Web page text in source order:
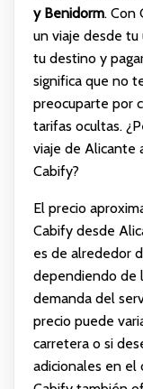
y Benidorm. Con
un viaje desde tu
tu destino y
significa que no
preocuparte por
tarifas ocultas.
viaje de Alicante
Cabify?
El precio
Cabify desde
es de alrededor
dependiendo de
demanda del
precio puede
carretera o si
adicionales en el